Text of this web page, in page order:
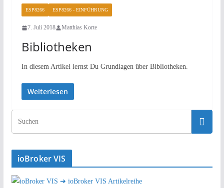
ESP8266 ESP8266 - EINFÜHRUNG
7. Juli 2018 Matthias Korte
Bibliotheken
In diesem Artikel lernst Du Grundlagen über Bibliotheken.
Weiterlesen
ioBroker VIS
➔ ioBroker VIS Artikelreihe